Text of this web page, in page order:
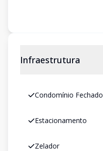
Infraestrutura
Condomínio Fechado
Estacionamento
Zelador